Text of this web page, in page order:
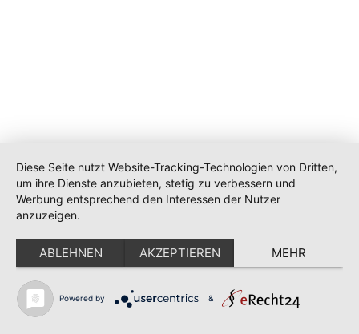
Diese Seite nutzt Website-Tracking-Technologien von Dritten,
um ihre Dienste anzubieten, stetig zu verbessern und
Werbung entsprechend den Interessen der Nutzer
anzuzeigen.
ABLEHNEN AKZEPTIEREN MEHR
Powered by &